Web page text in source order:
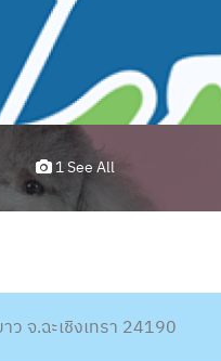
1 See All
จ.ฉะเชิงเทรา 24190